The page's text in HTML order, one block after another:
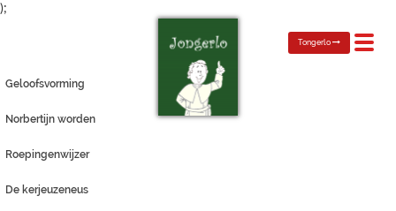
);
Toggle
Tongerlo
Geloofsvorming
Norbertijn worden
Roepingenwijzer
De kerjeuzeneus